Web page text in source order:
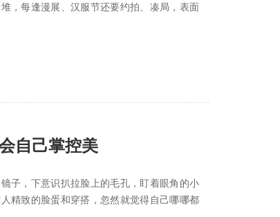
，每逢漫展、汉服节还要约拍、凑局，表面
自己掌控美
子，下意识扒拉脸上的毛孔，盯着眼角的小
精致的脸蛋和穿搭，忽然就觉得自己哪哪都